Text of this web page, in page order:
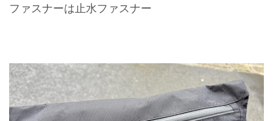
ファスナーは止水ファスナー